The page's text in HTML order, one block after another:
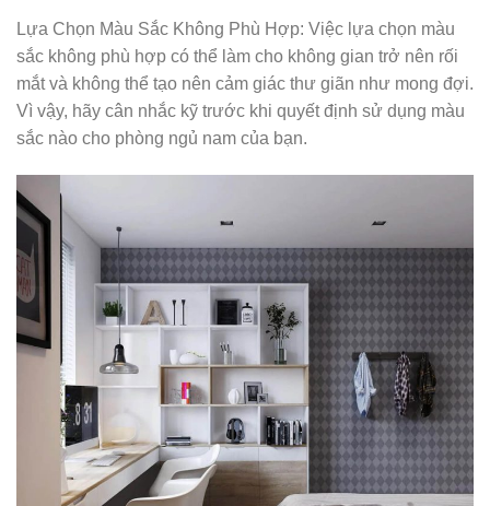
Lựa Chọn Màu Sắc Không Phù Hợp: Việc lựa chọn màu
sắc không phù hợp có thể làm cho không gian trở nên rối
mắt và không thể tạo nên cảm giác thư giãn như mong đợi.
Vì vậy, hãy cân nhắc kỹ trước khi quyết định sử dụng màu
sắc nào cho phòng ngủ nam của bạn.